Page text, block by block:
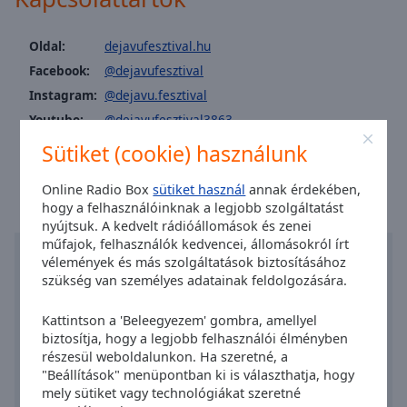
Sütiket (cookie) használunk
Online Radio Boxsütiket használ annak érdekében,
hogy a felhasználóinknak a legjobb szolgáltatást
nyújtsuk. A kedvelt rádióállomások és zenei
műfajok, felhasználók kedvencei, állomásokról írt
vélemények és más szolgáltatások biztosításához
szükség van személyes adatainak feldolgozására.
Kattintson a 'Beleegyezem' gombra, amellyel
biztosítja, hogy a legjobb felhasználói élményben
részesül weboldalunkon. Ha szeretné, a
"Beállítások" menüpontban ki is választhatja, hogy
mely sütiket vagy technológiákat szeretné
Area
Color
Opacity
Family
Oldal:
dejavufesztival.hu
Facebook:
@dejavufesztival
Instagram: @dejavu.fesztival
Youtube:
@dejavufesztival3863
A helyi idő itt: Szeged :11:25 ,08.07.2026